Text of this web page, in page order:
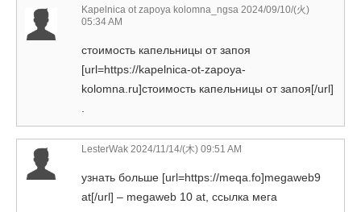
Kapelnica ot zapoya kolomna_ngsa 2024/09/10/(火)
05:34 AM
стоимость капельницы от запоя
[url=https://kapelnica-ot-zapoya-
kolomna.ru]стоимость капельницы от запоя[/url]
LesterWak 2024/11/14/(木) 09:51 AM
узнать больше [url=https://meqa.fo]megaweb9
at[/url] – megaweb 10 at, ссылка мега